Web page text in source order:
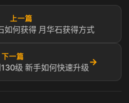
上一篇
如何获得 月华石获得方式
下一篇
级 新手如何快速升级
→